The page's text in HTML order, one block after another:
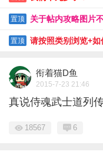
置顶 关于帖内攻略图片
置顶 请按照类别浏览+
衔着猫D鱼
2015-7-23 21:46
真说侍魂武士道列
18567 6